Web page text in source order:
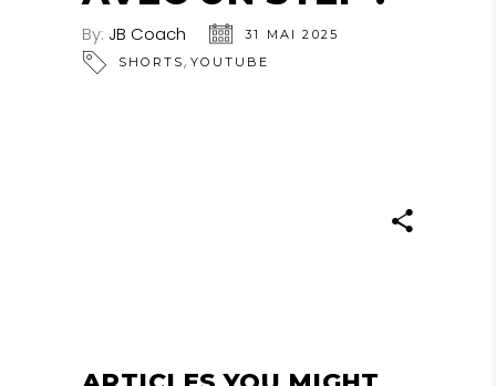
By: JB Coach
31 MAI 2025
SHORTS,YOUTUBE